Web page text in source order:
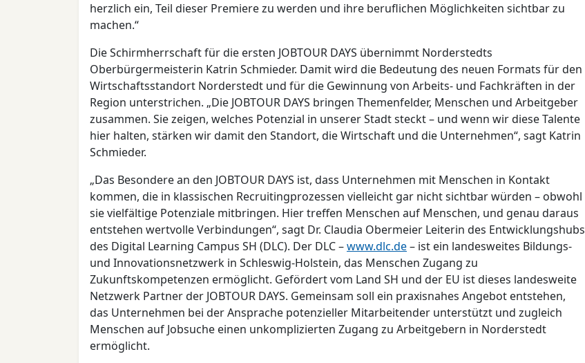
herzlich ein, Teil dieser Premiere zu werden und ihre beruflichen Möglichkeiten sichtbar zu
machen.“
Die Schirmherrschaft für die ersten JOBTOUR DAYS übernimmt Norderstedts
Oberbürgermeisterin Katrin Schmieder. Damit wird die Bedeutung des neuen Formats für den
Wirtschaftsstandort Norderstedt und für die Gewinnung von Arbeits- und Fachkräften in der
Region unterstrichen. „Die JOBTOUR DAYS bringen Themenfelder, Menschen und Arbeitgeber
zusammen. Sie zeigen, welches Potenzial in unserer Stadt steckt – und wenn wir diese Talente
hier halten, stärken wir damit den Standort, die Wirtschaft und die Unternehmen“, sagt Katrin
Schmieder.
„Das Besondere an den JOBTOUR DAYS ist, dass Unternehmen mit Menschen in Kontakt
kommen, die in klassischen Recruitingprozessen vielleicht gar nicht sichtbar würden – obwohl
sie vielfältige Potenziale mitbringen. Hier treffen Menschen auf Menschen, und genau daraus
entstehen wertvolle Verbindungen“, sagt Dr. Claudia Obermeier Leiterin des Entwicklungshubs
des Digital Learning Campus SH (DLC). Der DLC –www.dlc.de– ist ein landesweites Bildungs-
und Innovationsnetzwerk in Schleswig-Holstein, das Menschen Zugang zu
Zukunftskompetenzen ermöglicht. Gefördert vom Land SH und der EU ist dieses landesweite
Netzwerk Partner der JOBTOUR DAYS. Gemeinsam soll ein praxisnahes Angebot entstehen,
das Unternehmen bei der Ansprache potenzieller Mitarbeitender unterstützt und zugleich
Menschen auf Jobsuche einen unkomplizierten Zugang zu Arbeitgebern in Norderstedt
ermöglicht.